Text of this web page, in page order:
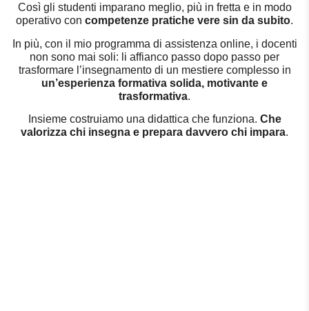
Così gli studenti imparano meglio, più in fretta e in modo
operativo con competenze pratiche vere sin da subito.
In più, con il mio programma di assistenza online, i docenti
non sono mai soli: li affianco passo dopo passo per
trasformare l’insegnamento di un mestiere complesso in
un’esperienza formativa solida, motivante e
trasformativa.
Insieme costruiamo una didattica che funziona. Che
valorizza chi insegna e prepara davvero chi impara.